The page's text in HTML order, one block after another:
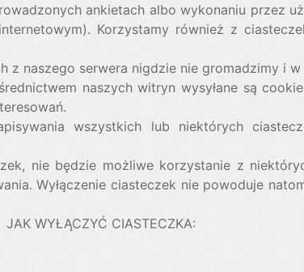
ankietach albo wykonaniu przez
Korzystamy również z
z naszego serwera nigdzie nie gromadzimy i
naszych witryn wysyłane są
wszystkich lub niektórych
nie będzie możliwe korzystanie z
Wyłączenie ciasteczek nie powoduje
JAK WYŁĄCZYĆ CIASTECZKA: